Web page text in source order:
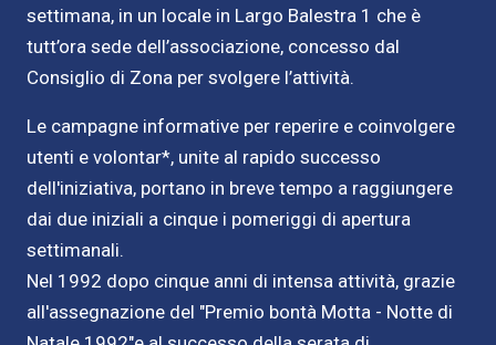
settimana, in un locale in Largo Balestra 1 che è
tutt’ora sede dell’associazione, concesso dal
Consiglio di Zona per svolgere l’attività.
Le campagne informative per reperire e coinvolgere
utenti e volontar*, unite al rapido successo
dell'iniziativa, portano in breve tempo a raggiungere
dai due iniziali a cinque i pomeriggi di apertura
settimanali.
Nel 1992 dopo cinque anni di intensa attività, grazie
all'assegnazione del "Premio bontà Motta - Notte di